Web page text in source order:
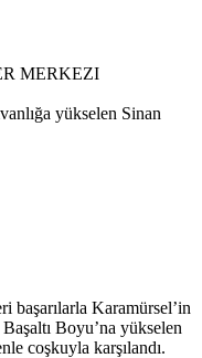
MERKEZI
başarılarla Karamürsel’in
Boyu’na yükselen
coşkuyla karşılandı.